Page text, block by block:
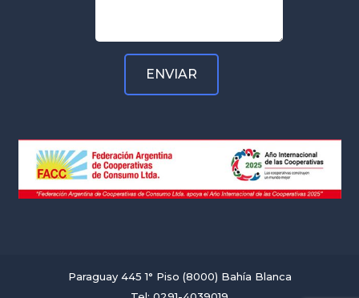
Paraguay 445 1° Piso (8000) Bahía Blanca